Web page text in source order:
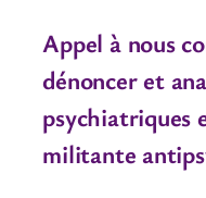
Appel à nous
dénoncer et
psychiatriques
militante